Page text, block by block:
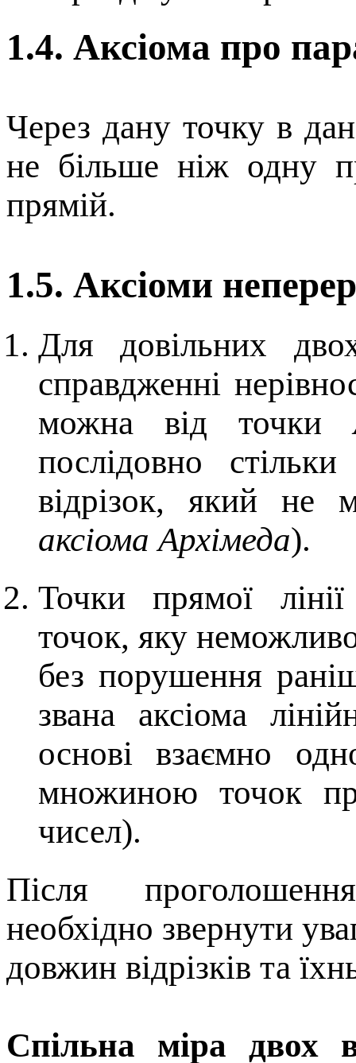
1.4. Аксіома про
Через дану точку в
не більше ніж одну
прямій.
1.5. Аксіоми
Для довільних
справдженні
можна від точки
послідовно
відрізок, який
аксіома Архімеда).
Точки прямої
точок, яку
без порушення
звана аксіома
основі взаємно
множиною точок
чисел).
Після
необхідно звернути
довжин відрізків та
Спільна міра двох